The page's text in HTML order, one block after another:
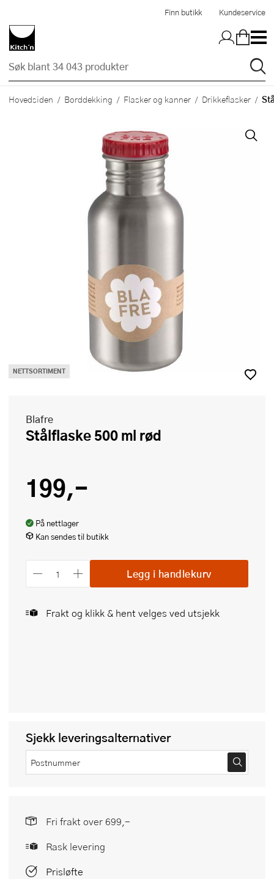
Finn butikk Kundeservice
Hovedsiden Borddekking Flasker og kanner Drikkeflasker
NETTSORTIMENT
Blafre
Stålflaske 500 ml rød
199,-
På nettlager
Kan sendes til butikk
Legg i handlekurv
Frakt og klikk & hent velges ved utsjekk
Sjekk leveringsalternativer
Fri frakt over 699,-
Rask levering
Prisløfte